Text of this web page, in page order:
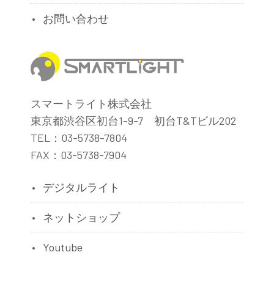
お問い合わせ
スマートライト株式会社
東京都渋谷区初台1-9-7 初台T&Tビル202
TEL：03-5738-7804
FAX：03-5738-7904
デジタルライト
ネットショップ
Youtube